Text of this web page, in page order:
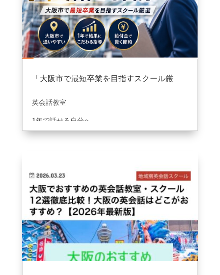
「大阪市で最短卒業を目指すスクール厳
英会話教室
1年で話せる自分へ
おすすめ5選に選んで頂きました😊
https://bizforce-neo.com/picks/osaka-english-
school-1year-beginners-best5/